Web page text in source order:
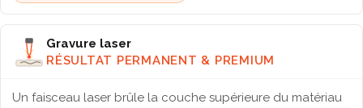
Gravure laser
RÉSULTAT PERMANENT & PREMIUM
Un faisceau laser brûle la couche supérieure du matériau